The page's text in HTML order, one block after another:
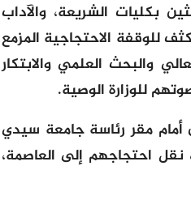
بكليات الشريعة، والآداب
للوقفة الاحتجاجية المزمع
وزارة التعليم العالي والبحث العلمي والابتكار
مقر رئاسة جامعة سيدي
احتجاجهم إلى العاصمة،